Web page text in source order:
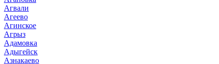
Агвали
Агеево
Агинское
Агрыз
Адамовка
Адыгейск
Азнакаево